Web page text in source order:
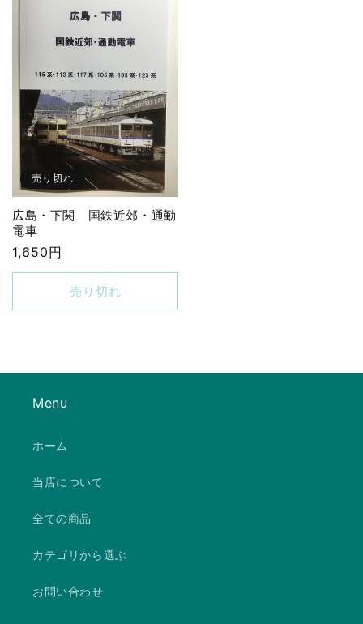
売り切れ
広島・下関 国鉄近郊・通勤
電車
通
常
格
1,650円
売り切れ
Menu
ホーム
当店について
全ての商品
カテゴリから選ぶ
お問い合わせ